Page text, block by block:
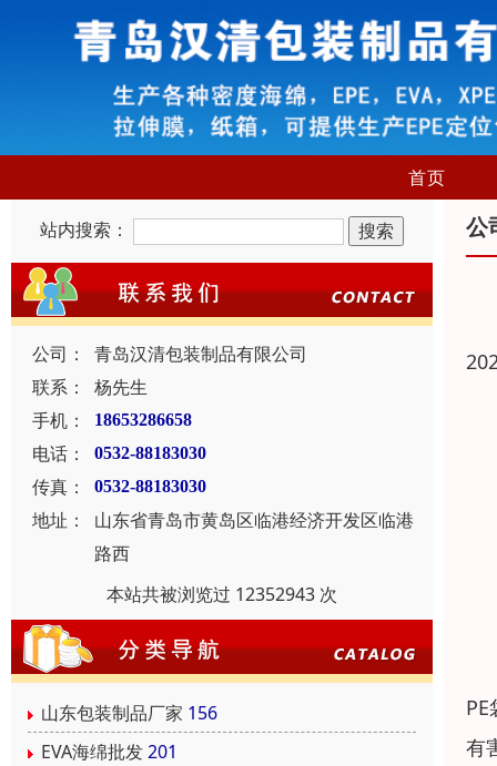
首页
站内搜索：
公司：
青岛汉清包装制品有限公司
联系：
杨先生
手机：
18653286658
电话： 0532-88183030
传真： 0532-88183030
地址：
山东省青岛市黄岛区临港经济开发区临港
路西
本站共被浏览过 12352943 次
山东包装制品厂家 156
EVA海绵批发201
公
有